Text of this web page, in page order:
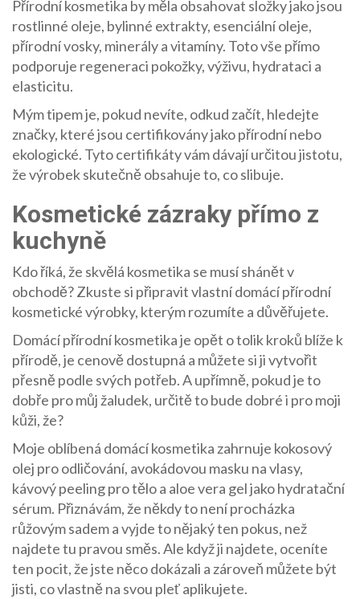
Přírodní kosmetika by měla obsahovat složky jako jsou
rostlinné oleje, bylinné extrakty, esenciální oleje,
přírodní vosky, minerály a vitamíny. Toto vše přímo
podporuje regeneraci pokožky, výživu, hydrataci a
elasticitu.
Mým tipem je, pokud nevíte, odkud začít, hledejte
značky, které jsou certifikovány jako přírodní nebo
ekologické. Tyto certifikáty vám dávají určitou jistotu,
že výrobek skutečně obsahuje to, co slibuje.
Kosmetické zázraky přímo z
kuchyně
Kdo říká, že skvělá kosmetika se musí shánět v
obchodě? Zkuste si připravit vlastní domácí přírodní
kosmetické výrobky, kterým rozumíte a důvěřujete.
Domácí přírodní kosmetika je opět o tolik kroků blíže k
přírodě, je cenově dostupná a můžete si ji vytvořit
přesně podle svých potřeb. A upřímně, pokud je to
dobře pro můj žaludek, určitě to bude dobré i pro moji
kůži, že?
Moje oblíbená domácí kosmetika zahrnuje kokosový
olej pro odličování, avokádovou masku na vlasy,
kávový peeling pro tělo a aloe vera gel jako hydratační
sérum. Přiznávám, že někdy to není procházka
růžovým sadem a vyjde to nějaký ten pokus, než
najdete tu pravou směs. Ale když ji najdete, oceníte
ten pocit, že jste něco dokázali a zároveň můžete být
jisti, co vlastně na svou pleť aplikujete.